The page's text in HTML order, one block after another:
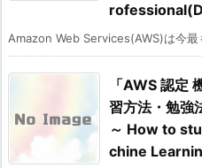
Amazon Web Services(AWS)は今
「AWS 認定
習方法・勉強
～ How to
chine